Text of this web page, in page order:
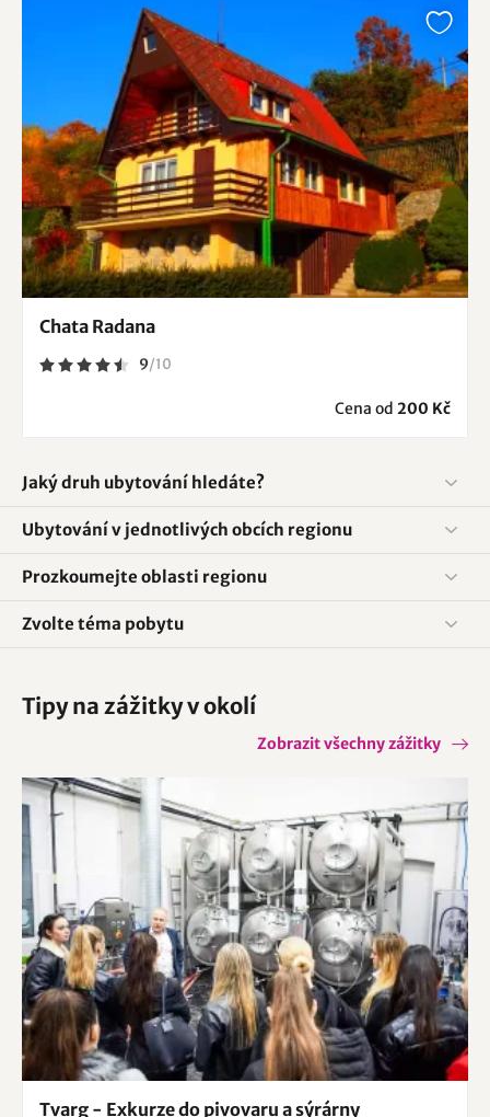
Chata Radana
9/10
Cena od 200 Kč
Jaký druh ubytování hledáte?
Ubytování v jednotlivých obcích regionu
Prozkoumejte oblasti regionu
Zvolte téma pobytu
Tipy na zážitky v okolí
Zobrazit všechny zážitky
Tvarg - Exkurze do pivovaru a sýrárny